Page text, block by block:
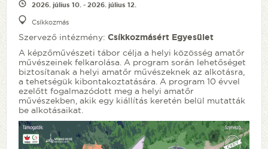
2026. július 10. - 2026. július 12.
Csíkkozmás
Szervező intézmény: Csíkkozmásért Egyesület
A képzőművészeti tábor célja a helyi közösség amatőr
művészeinek felkarolása. A program során lehetőséget
biztosítanak a helyi amatőr művészeknek az alkotásra,
a tehetségük kibontakoztatására. A program 10 évvel
ezelőtt fogalmazódott meg a helyi amatőr
művészekben, akik egy kiállítás keretén belül mutatták
be alkotásaikat.